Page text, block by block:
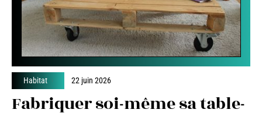
Habitat 22 juin 2026
Fabriquer soi-même sa table-